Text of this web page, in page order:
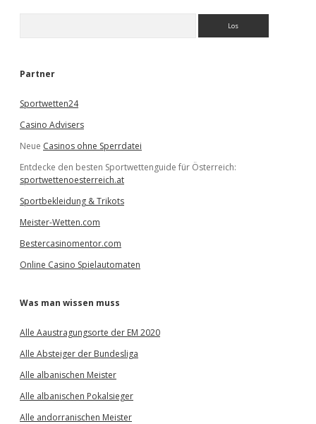
e
Partner
Sportwetten24
Casino Advisers
Neue Casinos ohne Sperrdatei
Entdecke den besten Sportwettenguide für Österreich:
sportwettenoesterreich.at
Sportbekleidung & Trikots
Meister-Wetten.com
Bestercasinomentor.com
Online Casino Spielautomaten
Was man wissen muss
Alle Aaustragungsorte der EM 2020
Alle Absteiger der Bundesliga
Alle albanischen Meister
Alle albanischen Pokalsieger
Alle andorranischen Meister